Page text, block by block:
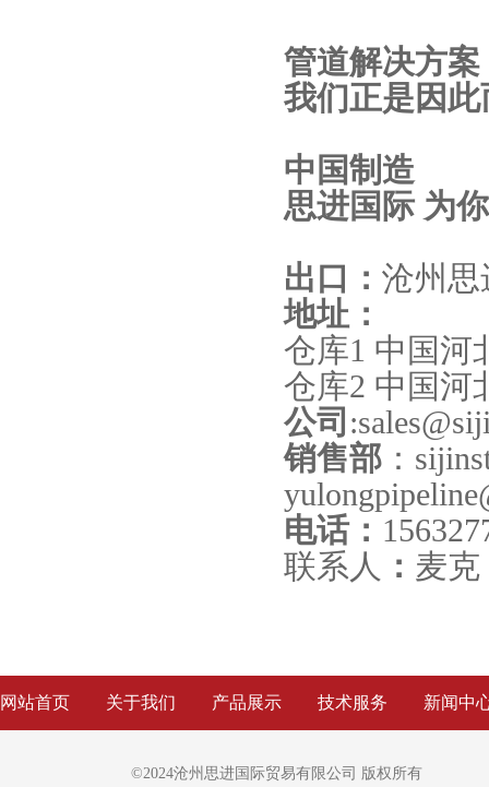
管道解决方案
我们正是因
中国制造
思进国际 为
出口： 沧州思
地址：
仓库1 中国河
仓库2 中国河
公司
销售部 ：
电话：
联系人 ： 麦克
网站首页 关于我们 产品展示 技术服务 新闻中
©2024沧州思进国际贸易有限公司 版权所有